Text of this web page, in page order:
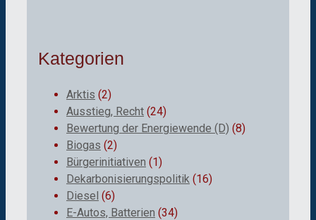
Kategorien
Arktis (2)
Ausstieg, Recht (24)
Bewertung der Energiewende (D) (8)
Biogas (2)
Bürgerinitiativen (1)
Dekarbonisierungspolitik (16)
Diesel (6)
E-Autos, Batterien (34)